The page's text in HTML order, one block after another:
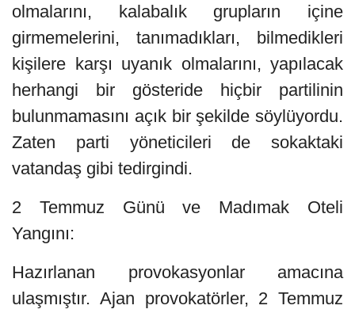
olmalarını, kalabalık grupların içine
girmemelerini, tanımadıkları, bilmedikleri
kişilere karşı uyanık olmalarını, yapılacak
herhangi bir gösteride hiçbir partilinin
bulunmamasını açık bir şekilde söylüyordu.
Zaten parti yöneticileri de sokaktaki
vatandaş gibi tedirgindi.
2 Temmuz Günü ve Madımak Oteli
Yangını:
Hazırlanan provokasyonlar amacına
ulaşmıştır. Ajan provokatörler, 2 Temmuz